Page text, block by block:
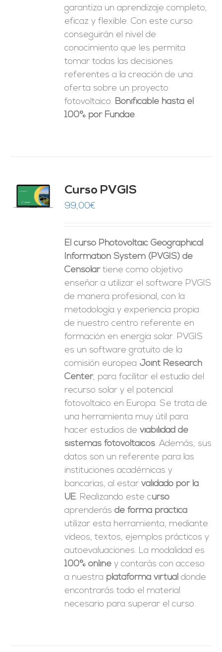
garantiza un aprendizaje completo,
eficaz y flexible. Con este curso
conseguirán el nivel de
conocimiento que les permita
tomar todas las decisiones
referentes a la creación de una
oferta sobre un proyecto
fotovoltaico. Bonificable hasta el
100% por Fundae.
Curso PVGIS
99,00€
El curso Photovoltaic Geographical
Information System (PVGIS) de
Censolartiene como objetivo
enseñar a utilizar el software PVGIS
de manera profesional, con la
metodología y experiencia propia
de nuestro centro referente en
formación en energía solar. PVGIS
es un software gratuito de la
comisión europea Joint Research
Center, para facilitar el estudio del
recurso solar y el potencial
fotovoltaico en Europa. Se trata de
una herramienta muy útil para
hacer estudios deviabilidad de
sistemas fotovoltaicos. Además, sus
datos son un referente para las
instituciones académicas y
bancarias, al estarvalidado por la
UE. Realizando este curso
aprenderásde forma práctica
utilizar esta herramienta, mediante
videos, textos, ejemplos prácticos y
autoevaluaciones. La modalidad es
100% online y contarás con acceso
a nuestra plataforma virtual donde
encontrarás todo el material
necesario para superar el curso.